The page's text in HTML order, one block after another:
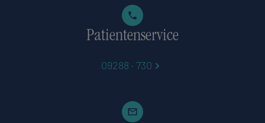
Patientenservice
09288 · 730